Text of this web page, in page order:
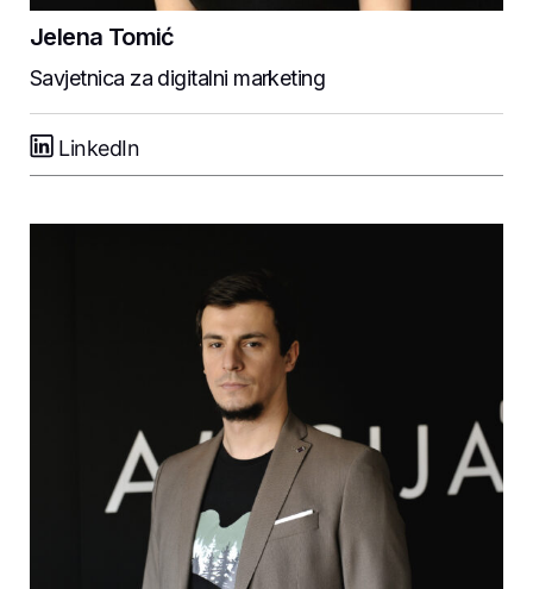
Jelena Tomić
Savjetnica za digitalni marketing
LinkedIn